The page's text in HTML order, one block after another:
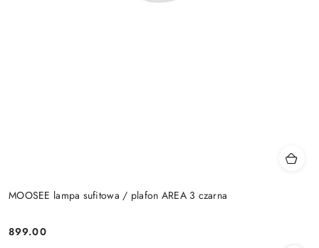
MOOSEE lampa sufitowa / plafon AREA 3 czarna
Cena:
899.00